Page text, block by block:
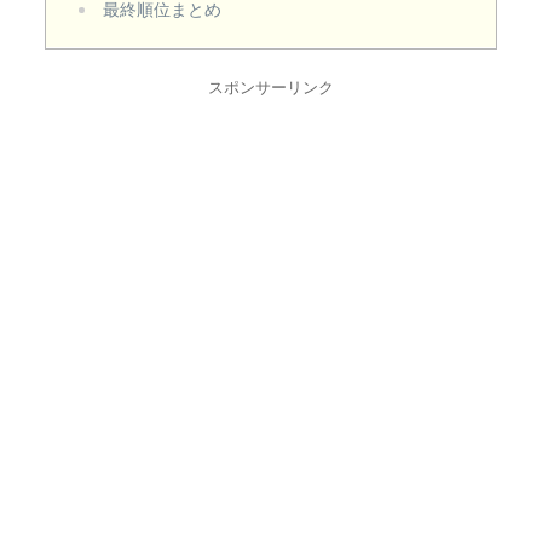
最終順位まとめ
スポンサーリンク